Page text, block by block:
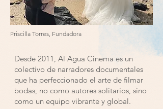
Priscilla Torres, Fundadora
Desde 2011, Al Agua Cinema es un
colectivo de narradores documentales
que ha perfeccionado el arte de filmar
bodas, no como autores solitarios, sino
como un equipo vibrante y global.